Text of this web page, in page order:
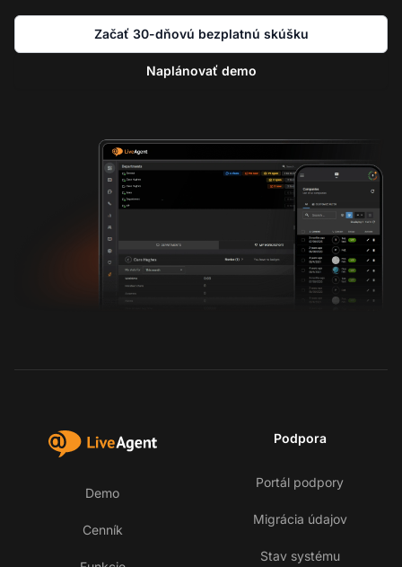
Začať 30-dňovú bezplatnú skúšku
Naplánovať demo
Demo
Cenník
Podpora
Portál podpory
Migrácia údajov
Stav systému